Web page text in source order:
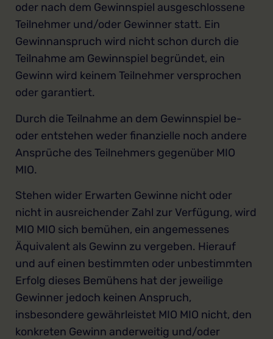
oder nach dem Gewinnspiel ausgeschlossene
Teilnehmer und/oder Gewinner statt. Ein
Gewinnanspruch wird nicht schon durch die
Teilnahme am Gewinnspiel begründet, ein
Gewinn wird keinem Teilnehmer versprochen
oder garantiert.
Durch die Teilnahme an dem Gewinnspiel be-
oder entstehen weder finanzielle noch andere
Ansprüche des Teilnehmers gegenüber MIO
MIO.
Stehen wider Erwarten Gewinne nicht oder
nicht in ausreichender Zahl zur Verfügung, wird
MIO MIO sich bemühen, ein angemessenes
Äquivalent als Gewinn zu vergeben. Hierauf
und auf einen bestimmten oder unbestimmten
Erfolg dieses Bemühens hat der jeweilige
Gewinner jedoch keinen Anspruch,
insbesondere gewährleistet MIO MIO nicht, den
konkreten Gewinn anderweitig und/oder